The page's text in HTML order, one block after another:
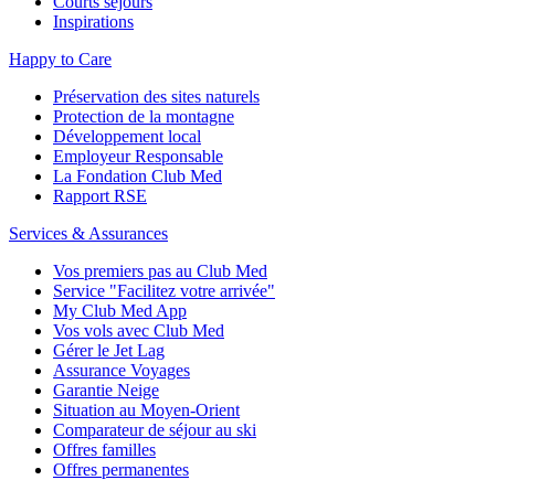
Inspirations
Happy to Care
Préservation des sites naturels
Protection de la montagne
Développement local
Employeur Responsable
La Fondation Club Med
Rapport RSE
Services & Assurances
Vos premiers pas au Club Med
Service "Facilitez votre arrivée"
My Club Med App
Vos vols avec Club Med
Gérer le Jet Lag
Assurance Voyages
Garantie Neige
Situation au Moyen-Orient
Comparateur de séjour au ski
Offres familles
Offres permanentes